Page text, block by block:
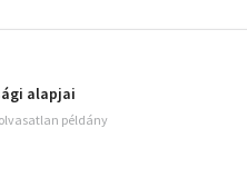
alapjai
példány